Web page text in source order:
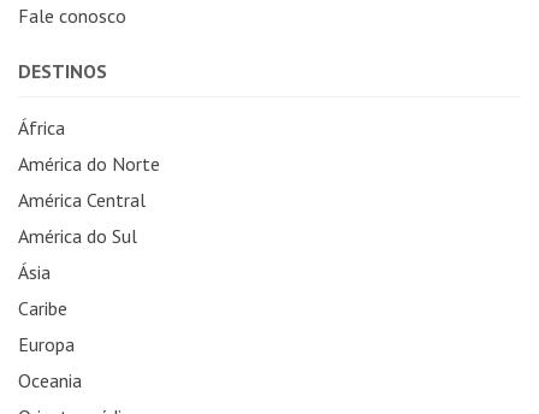
Fale conosco
DESTINOS
África
América do Norte
América Central
América do Sul
Ásia
Caribe
Europa
Oceania